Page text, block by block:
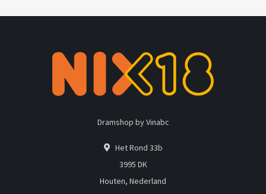
Dramshop by Vinabc
Het Rond 33b
3995 DK
Houten, Nederland